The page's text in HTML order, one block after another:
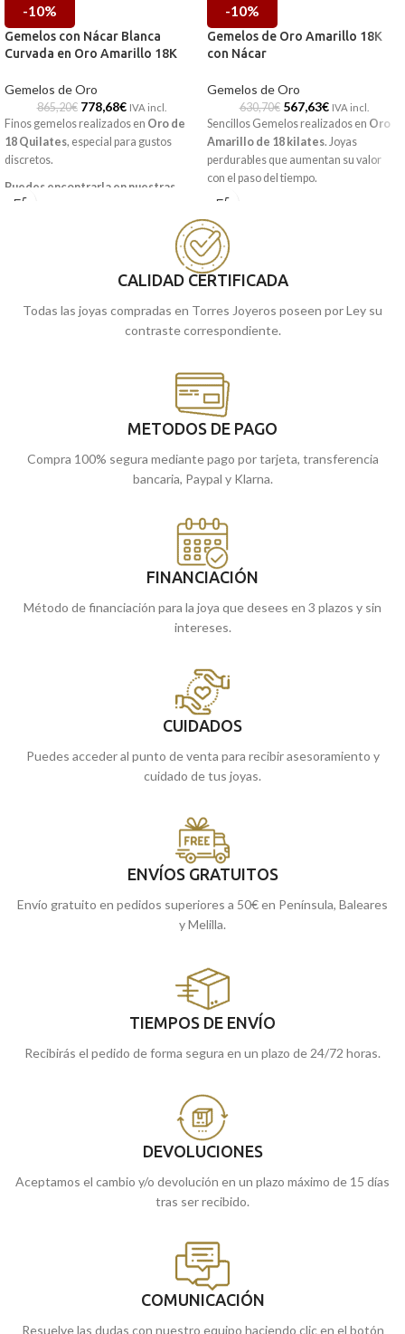
-10%
Gemelos con Nácar Blanca
Curvada en Oro Amarillo 18K
Gemelos de Oro
865,20€ 778,68€ IVA incl.
Finos gemelos realizados en Oro de
18 Quilates, especial para gustos
discretos.
Puedes encontrarla en nuestras
tiendas de Málaga, o si lo prefieres,
encargarla online y te la enviamos a
-10%
Gemelos de Oro Amarillo 18K
con Nácar
Gemelos de Oro
630,70€ 567,63€ IVA incl.
Sencillos Gemelos realizados en Oro
Amarillo de 18 kilates. Joyas
perdurables que aumentan su valor
con el paso del tiempo.
Puedes encontrarla en nuestras
tiendas de Málaga, o si lo prefieres,
encargarla online y te la enviamos a
casa.
CALIDAD CERTIFICADA
Todas las joyas compradas en Torres Joyeros poseen por Ley su
contraste correspondiente.
METODOS DE PAGO
Compra 100% segura mediante pago por tarjeta, transferencia
bancaria, Paypal y Klarna.
FINANCIACIÓN
Método de financiación para la joya que desees en 3 plazos y sin
intereses.
CUIDADOS
Puedes acceder al punto de venta para recibir asesoramiento y
cuidado de tus joyas.
ENVÍOS GRATUITOS
Envío gratuito en pedidos superiores a 50€ en Península, Baleares
y Melilla.
TIEMPOS DE ENVÍO
Recibirás el pedido de forma segura en un plazo de 24/72 horas.
DEVOLUCIONES
Aceptamos el cambio y/o devolución en un plazo máximo de 15 días
tras ser recibido.
COMUNICACIÓN
Resuelve las dudas con nuestro equipo haciendo clic en el botón